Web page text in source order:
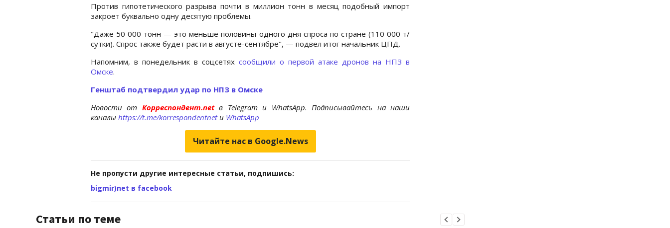
Против гипотетического разрыва почти в миллион тонн в месяц подобный импорт
закроет буквально одну десятую проблемы.
"Даже 50 000 тонн — это меньше половины одного дня спроса по стране (110 000 т/
сутки). Спрос также будет расти в августе-сентябре", — подвел итог начальник ЦПД.
Напомним, в понедельник в соцсетях сообщили о первой атаке дронов на НПЗ в
Омске.
Генштаб подтвердил удар по НПЗ в Омске
Новости от Корреспондент.netв Telegram и WhatsApp. Подписывайтесь на наши
каналы https://t.me/korrespondentnetи WhatsApp
Читайте нас в Google.News
Не пропусти другие интересные статьи, подпишись:
bigmir)net в facebook
Статьи по теме